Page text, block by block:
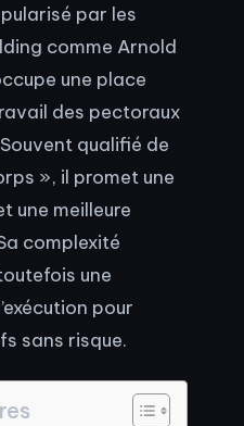
par les
comme Arnold
une place
des pectoraux
qualifié de
», il promet une
une meilleure
complexité
une
pour
sans risque.